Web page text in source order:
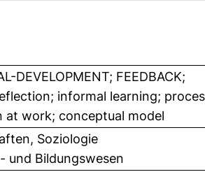
DEVELOPMENT; FEEDBACK;
informal learning;
work; conceptual model
Soziologie
und Bildungswesen